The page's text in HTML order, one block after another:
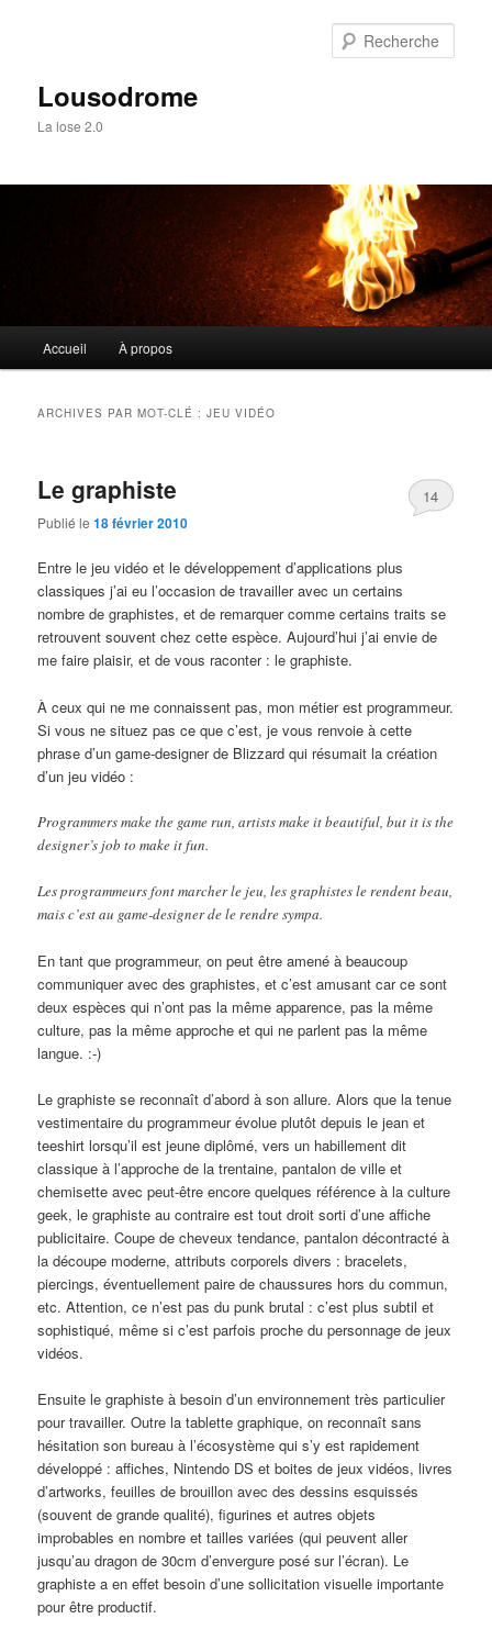
Lousodrome
La lose 2.0
principal
Accueil À propos
ARCHIVES PAR MOT-CLÉ :JEU VIDÉO
Le graphiste
Publié le18 février 2010
14
Entre le jeu vidéo et le développement d’applications plus
classiques j’ai eu l’occasion de travailler avec un certains
nombre de graphistes, et de remarquer comme certains traits se
retrouvent souvent chez cette espèce. Aujourd’hui j’ai envie de
me faire plaisir, et de vous raconter : le graphiste.
À ceux qui ne me connaissent pas, mon métier est programmeur.
Si vous ne situez pas ce que c’est, je vous renvoie à cette
phrase d’un game-designer de Blizzard qui résumait la création
d’un jeu vidéo :
Programmers make the game run, artists make it beautiful, but it is the
designer’s job to make it fun.
Les programmeurs font marcher le jeu, les graphistes le rendent beau,
mais c’est au game-designer de le rendre sympa.
En tant que programmeur, on peut être amené à beaucoup
communiquer avec des graphistes, et c’est amusant car ce sont
deux espèces qui n’ont pas la même apparence, pas la même
culture, pas la même approche et qui ne parlent pas la même
langue. :-)
Le graphiste se reconnaît d’abord à son allure. Alors que la tenue
vestimentaire du programmeur évolue plutôt depuis le jean et
teeshirt lorsqu’il est jeune diplômé, vers un habillement dit
classique à l’approche de la trentaine, pantalon de ville et
chemisette avec peut-être encore quelques référence à la culture
geek, le graphiste au contraire est tout droit sorti d’une affiche
publicitaire. Coupe de cheveux tendance, pantalon décontracté à
la découpe moderne, attributs corporels divers : bracelets,
piercings, éventuellement paire de chaussures hors du commun,
etc. Attention, ce n’est pas du punk brutal : c’est plus subtil et
sophistiqué, même si c’est parfois proche du personnage de jeux
vidéos.
Ensuite le graphiste à besoin d’un environnement très particulier
pour travailler. Outre la tablette graphique, on reconnaît sans
hésitation son bureau à l’écosystème qui s’y est rapidement
développé : affiches, Nintendo DS et boites de jeux vidéos, livres
d’artworks, feuilles de brouillon avec des dessins esquissés
(souvent de grande qualité), figurines et autres objets
improbables en nombre et tailles variées (qui peuvent aller
jusqu’au dragon de 30cm d’envergure posé sur l’écran). Le
graphiste a en effet besoin d’une sollicitation visuelle importante
pour être productif.